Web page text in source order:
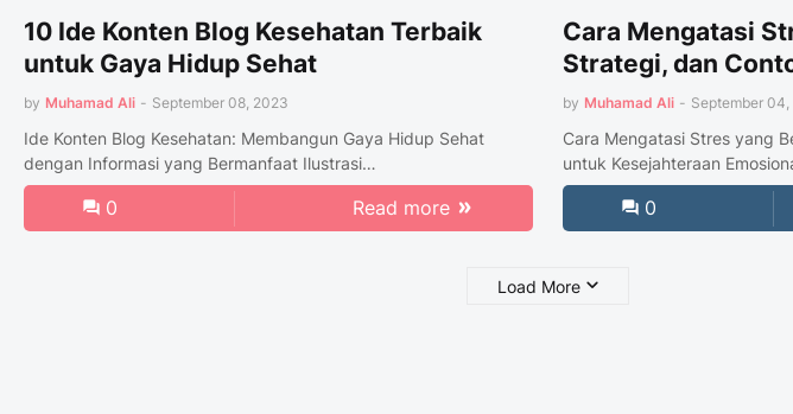
10 Ide Konten Blog Kesehatan Terbaik
untuk Gaya Hidup Sehat
by Muhamad Ali - September 08, 2023
Ide Konten Blog Kesehatan: Membangun Gaya Hidup Sehat
dengan Informasi yang Bermanfaat Ilustrasi…
0 Read more
Cara Mengatasi
Strategi, dan
by Muhamad Ali - September
Cara Mengatasi Stres yang
untuk Kesejahteraan
0
Load More